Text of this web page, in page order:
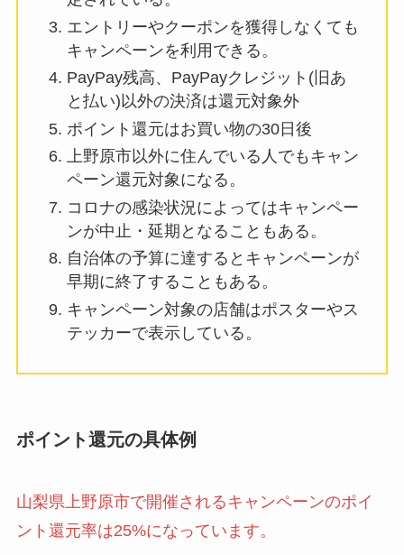
エントリーやクーポンを獲得しなくても
キャンペーンを利用できる。
PayPay残高、PayPayクレジット(旧あ
と払い)以外の決済は還元対象外
ポイント還元はお買い物の30日後
上野原市以外に住んでいる人でもキャン
ペーン還元対象になる。
コロナの感染状況によってはキャンペー
ンが中止・延期となることもある。
自治体の予算に達するとキャンペーンが
早期に終了することもある。
キャンペーン対象の店舗はポスターやス
テッカーで表示している。
ポイント還元の具体例
山梨県上野原市で開催されるキャンペーンのポイ
ント還元率は25%になっています。